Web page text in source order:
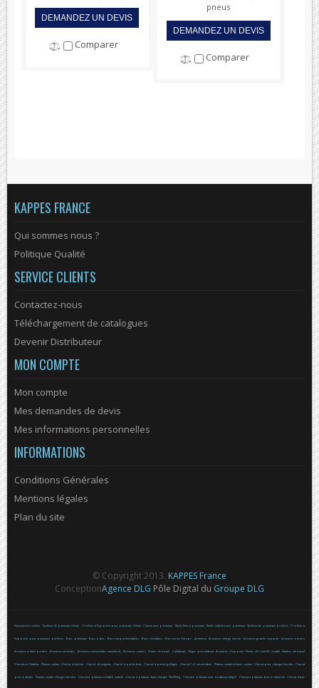
DEMANDEZ UN DEVIS
Comparer
pneus
DEMANDEZ UN DEVIS
Comparer
KAPPES FRANCE
Qui sommes nous ?
Politique Qualité
SERVICE CLIENTS
Contactez-nous
Téléchargement de catalogues
Devenir Distributeur
MON COMPTE
Mon compte
Mes demandes de devis
Mes informations personnelles
INFORMATIONS
Conditions Générales
Mentions légales
Plan du site
© Copyright 2013. KAPPES France
ConceptionAgence DLG Pôle Digital du Groupe DLG
Panneaux et crochets Système de panneaux à fente Crochets et Supports pour panneaux à fente Cloison avec panneaux Racks fixes à panneaux Racks mobiles avec panneaux Système de panneaux perforés Crochets et
Supports pour panneaux perforés Bacs plastique Bacs à bec Bacs compartimenables Bacs divisibles Bacs norme Europe Armoires Armoires charge lourde Armoires grande capacité Armoires à tiroirs
Armoires à fond perforé Armoires verticales Armoires industrielles standards Armoires casiers Postes de travail Caillebotis Sièges assis-debout Armoires d'appoint Postes de Contrôle Qualité Stations de travail
Chariots et Diables Plateau roulant Chariot à dossier Chariot de magasin Chariot à parois bois Chariot à parois grillagés Chariot C+C encastrable Plateau roulant et timon roulant Chariot pour charges lourdes Chariot
pour palettes Plateau roulant charges lourdes Chariot à plateaux et établi mobile Chariot à plateaux bois charges 150-250kg Chariot à plateaux avec escabeau intégré Chariot à plateaux bois à rebords Chariot à bac